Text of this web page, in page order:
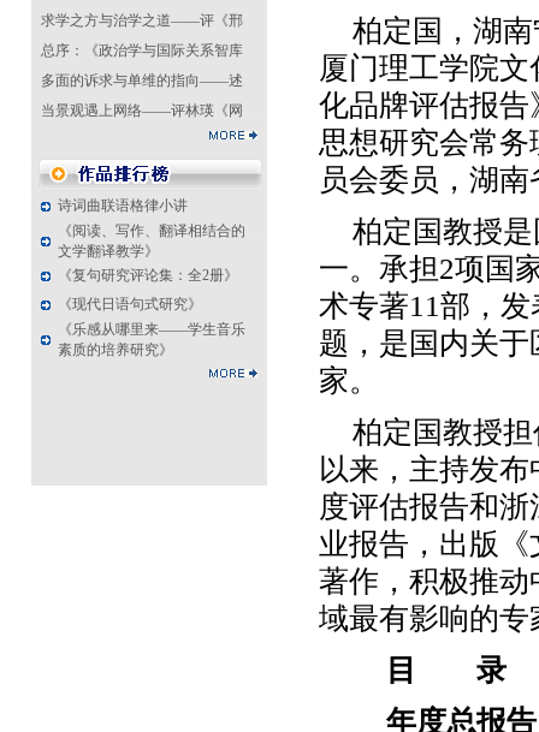
求学之方与治学之道——评《邢
总序：《政治学与国际关系智库
多面的诉求与单维的指向——述
当景观遇上网络——评林瑛《网
诗词曲联语格律小讲
《阅读、写作、翻译相结合的
文学翻译教学》
《复句研究评论集：全2册》
《现代日语句式研究》
《乐感从哪里来——学生音乐
素质的培养研究》
柏定国，湖
厦门理工学院
化品牌评估报
思想研究会常
员会委员，湖
柏定国教授
一。承担2项国
术专著11部，
题，是国内关
家。
柏定国教授
以来，主持发
度评估报告和
业报告，出版
著作，积极推动
域最有影响的专
目 录
年度总报告